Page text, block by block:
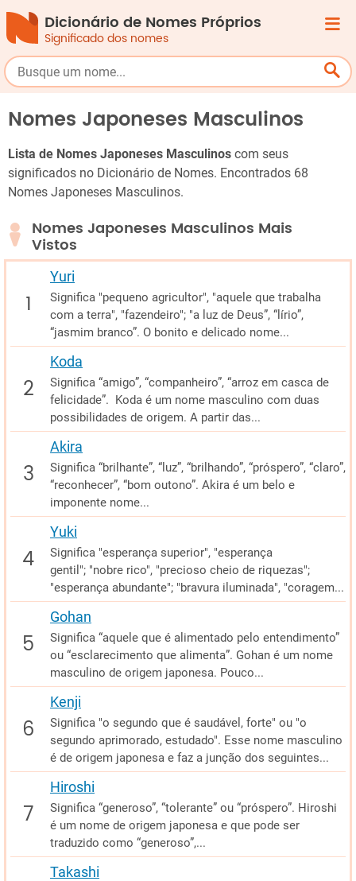
Dicionário de Nomes Próprios
Significado dos nomes
Nomes Japoneses Masculinos
Lista de Nomes Japoneses Masculinos com seus
significados no Dicionário de Nomes. Encontrados 68
Nomes Japoneses Masculinos.
Nomes Japoneses Masculinos Mais
Vistos
Yuri
Significa "pequeno agricultor", "aquele que trabalha
com a terra", "fazendeiro"; "a luz de Deus”, “lírio”,
“jasmim branco”. O bonito e delicado nome...
Koda
Significa “amigo”, “companheiro”, “arroz em casca de
felicidade”. Koda é um nome masculino com duas
possibilidades de origem. A partir das...
Akira
Significa “brilhante”, “luz”, “brilhando”, “próspero”, “claro”,
“reconhecer”, “bom outono”. Akira é um belo e
imponente nome...
Yuki
Significa "esperança superior", "esperança
gentil"; "nobre rico", "precioso cheio de riquezas";
"esperança abundante"; "bravura iluminada", "coragem...
Gohan
Significa “aquele que é alimentado pelo entendimento”
ou “esclarecimento que alimenta”. Gohan é um nome
masculino de origem japonesa. Pouco...
Kenji
Significa "o segundo que é saudável, forte" ou "o
segundo aprimorado, estudado". Esse nome masculino
é de origem japonesa e faz a junção dos seguintes...
Hiroshi
Significa “generoso”, “tolerante” ou “próspero”. Hiroshi
é um nome de origem japonesa e que pode ser
traduzido como “generoso”,...
Takashi